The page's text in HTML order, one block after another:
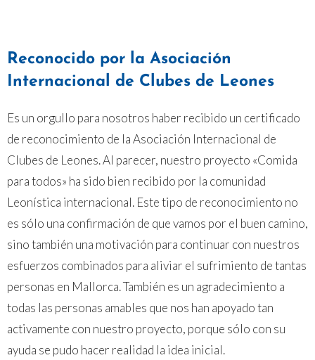
Reconocido por la Asociación
Internacional de Clubes de Leones
Es un orgullo para nosotros haber recibido un certificado
de reconocimiento de la Asociación Internacional de
Clubes de Leones. Al parecer, nuestro proyecto «Comida
para todos» ha sido bien recibido por la comunidad
Leonística internacional. Este tipo de reconocimiento no
es sólo una confirmación de que vamos por el buen camino,
sino también una motivación para continuar con nuestros
esfuerzos combinados para aliviar el sufrimiento de tantas
personas en Mallorca. También es un agradecimiento a
todas las personas amables que nos han apoyado tan
activamente con nuestro proyecto, porque sólo con su
ayuda se pudo hacer realidad la idea inicial.